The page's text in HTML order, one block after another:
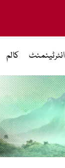
انٹرٹینمنٹ کالم